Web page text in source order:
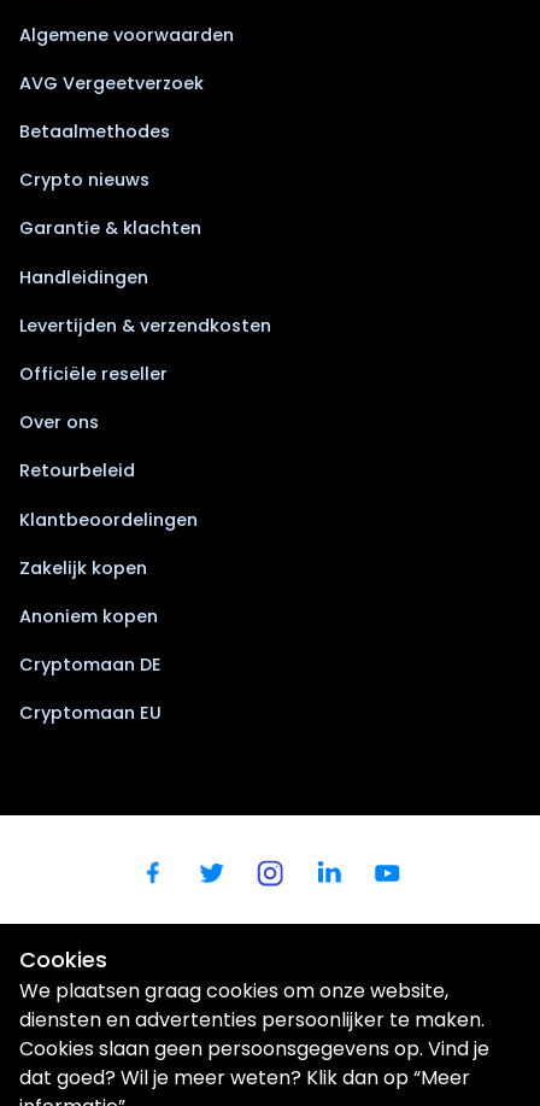
Algemene voorwaarden
AVG Vergeetverzoek
Betaalmethodes
Crypto nieuws
Garantie & klachten
Handleidingen
Levertijden & verzendkosten
Officiële reseller
Over ons
Retourbeleid
Klantbeoordelingen
Zakelijk kopen
Anoniem kopen
Cryptomaan DE
Cryptomaan EU
Wij gebruiken cookies om uw gebruikerservaring te verbeteren |
Cookies
We plaatsen graag cookies om onze website,
diensten en advertenties persoonlijker te maken.
Cookies slaan geen persoonsgegevens op. Vind je
dat goed? Wil je meer weten? Klik dan op “Meer